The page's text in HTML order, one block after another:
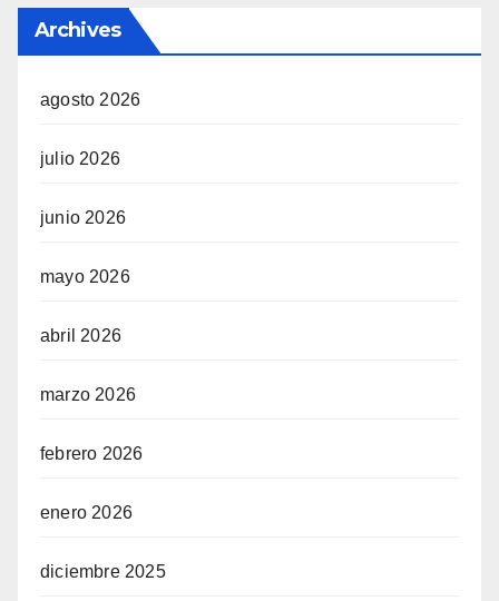
Archives
agosto 2026
julio 2026
junio 2026
mayo 2026
abril 2026
marzo 2026
febrero 2026
enero 2026
diciembre 2025